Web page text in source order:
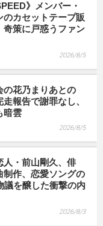
》メンバー・
のカセットテープ販
奇策に戸惑うファン
2026/8/5
の花乃まりあとの
報告で謝罪なし、
暗雲
2026/8/5
人・前山剛久、俳
制作、恋愛ソングの
議を醸した衝撃の内
2026/8/3